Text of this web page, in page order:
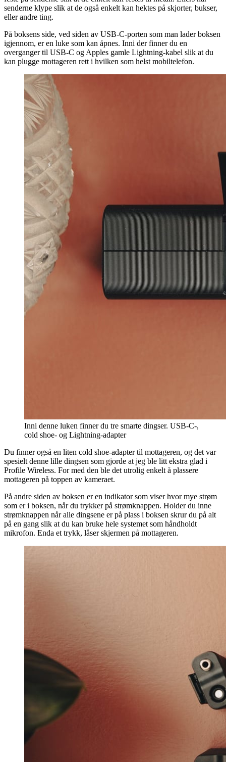
senderne klype slik at de også enkelt kan hektes på skjorter, bukser,
eller andre ting.
På boksens side, ved siden av USB-C-porten som man lader boksen
igjennom, er en luke som kan åpnes. Inni der finner du en
overganger til USB-C og Apples gamle Lightning-kabel slik at du
kan plugge mottageren rett i hvilken som helst mobiltelefon.
Inni denne luken finner du tre smarte dingser. USB-C-,
cold shoe- og Lightning-adapter
Du finner også en liten cold shoe-adapter til mottageren, og det var
spesielt denne lille dingsen som gjorde at jeg ble litt ekstra glad i
Profile Wireless. For med den ble det utrolig enkelt å plassere
mottageren på toppen av kameraet.
På andre siden av boksen er en indikator som viser hvor mye strøm
som er i boksen, når du trykker på strømknappen. Holder du inne
strømknappen når alle dingsene er på plass i boksen skrur du på alt
på en gang slik at du kan bruke hele systemet som håndholdt
mikrofon. Enda et trykk, låser skjermen på mottageren.